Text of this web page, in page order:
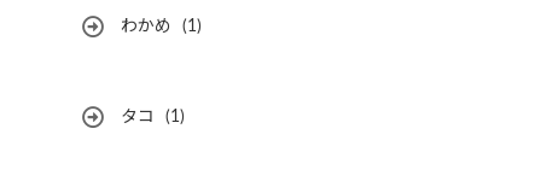
わかめ (1)
タコ (1)